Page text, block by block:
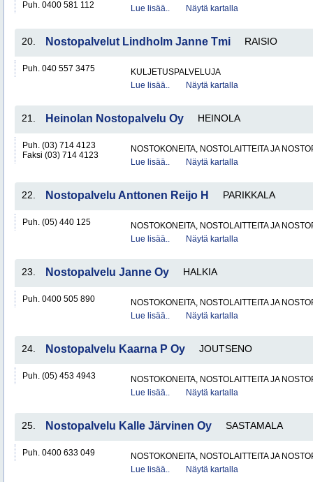
Puh. 0400 581 112 Lue lisää.. Näytä kartalla
20. Nostopalvelut Lindholm Janne Tmi RAISIO
Puh. 040 557 3475
KULJETUSPALVELUJA
Lue lisää..
Näytä kartalla
21. Heinolan Nostopalvelu Oy HEINOLA
Puh. (03) 714 4123
Faksi (03) 714 4123
NOSTOKONEITA, NOSTOLAITTEITA JA
Lue lisää..
Näytä kartalla
22. Nostopalvelu Anttonen Reijo H PARIKKALA
Puh. (05) 440 125
NOSTOKONEITA, NOSTOLAITTEITA JA
Lue lisää..
Näytä kartalla
23. Nostopalvelu Janne Oy HALKIA
Puh. 0400 505 890
NOSTOKONEITA, NOSTOLAITTEITA JA
Lue lisää..
Näytä kartalla
24. Nostopalvelu Kaarna P Oy JOUTSENO
Puh. (05) 453 4943
NOSTOKONEITA, NOSTOLAITTEITA JA
Lue lisää..
Näytä kartalla
25. Nostopalvelu Kalle Järvinen Oy SASTAMALA
Puh. 0400 633 049
NOSTOKONEITA, NOSTOLAITTEITA JA
Lue lisää..
Näytä kartalla